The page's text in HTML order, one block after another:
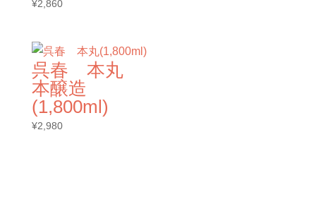
¥2,860
呉春 本丸
本醸造
(1,800ml)
¥2,980